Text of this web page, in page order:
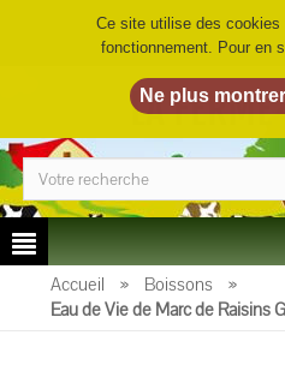
LA
Accueil » Boissons
»
Eau de Vie de Marc de Raisins
Ce site utilise des
fonctionnement. Pour en